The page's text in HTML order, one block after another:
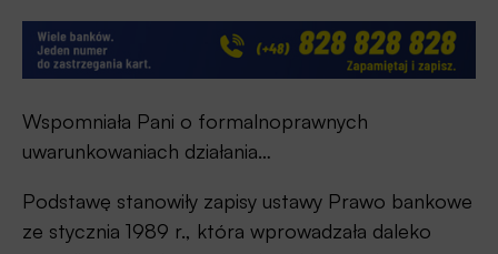
Wspomniała Pani o formalnoprawnych
uwarunkowaniach działania…
Podstawę stanowiły zapisy ustawy Prawo bankowe
ze stycznia 1989 r., która wprowadzała daleko